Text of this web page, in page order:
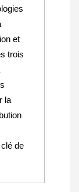
et
trois
la
de